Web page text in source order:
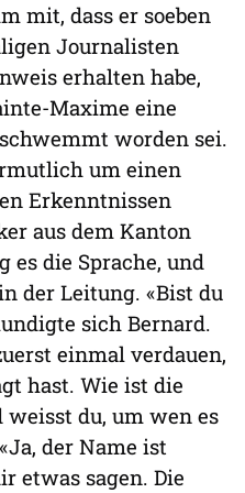
mit, dass er soeben
Journalisten
erhalten habe,
Maxime eine
worden sei.
um einen
Erkenntnissen
aus dem Kanton
es die Sprache, und
der Leitung. «Bist du
sich Bernard.
einmal verdauen,
hast. Wie ist die
weisst du, um wen es
der Name ist
etwas sagen. Die